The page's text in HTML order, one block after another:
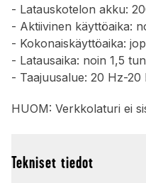
- Latauskotelon akku:
- Aktiivinen käyttöaika:
- Kokonaiskäyttöaika:
- Latausaika: noin 1,5
- Taajuusalue: 20 Hz-20
HUOM: Verkkolaturi ei
Tekniset tiedot